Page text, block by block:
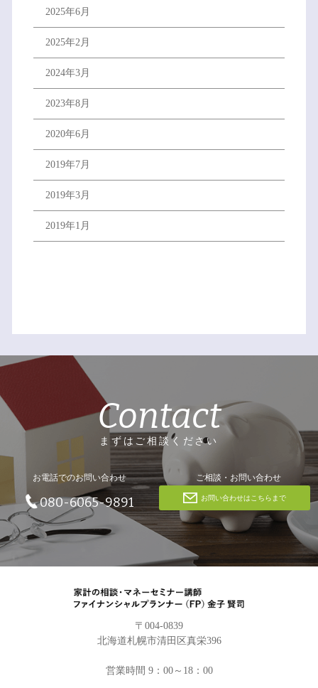
2025年6月
2025年2月
2024年3月
2023年8月
2020年6月
2019年7月
2019年3月
2019年1月
Contact
まずはご相談ください
お電話でのお問い合わせ
080-6065-9891
ご相談・お問い合わせ
お問い合わせはこちらまで
〒004-0839
北海道札幌市清田区真栄396
営業時間 9：00～18：00